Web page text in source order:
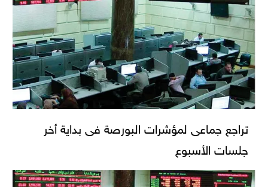
تراجع جماعى لمؤشرات البورصة فى بداية أخر
جلسات الأسبوع